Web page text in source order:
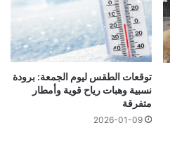
توقعات الطقس ليوم الجمعة: برودة
نسبية وهبات رياح قوية وأمطار
متفرقة
2026-01-09